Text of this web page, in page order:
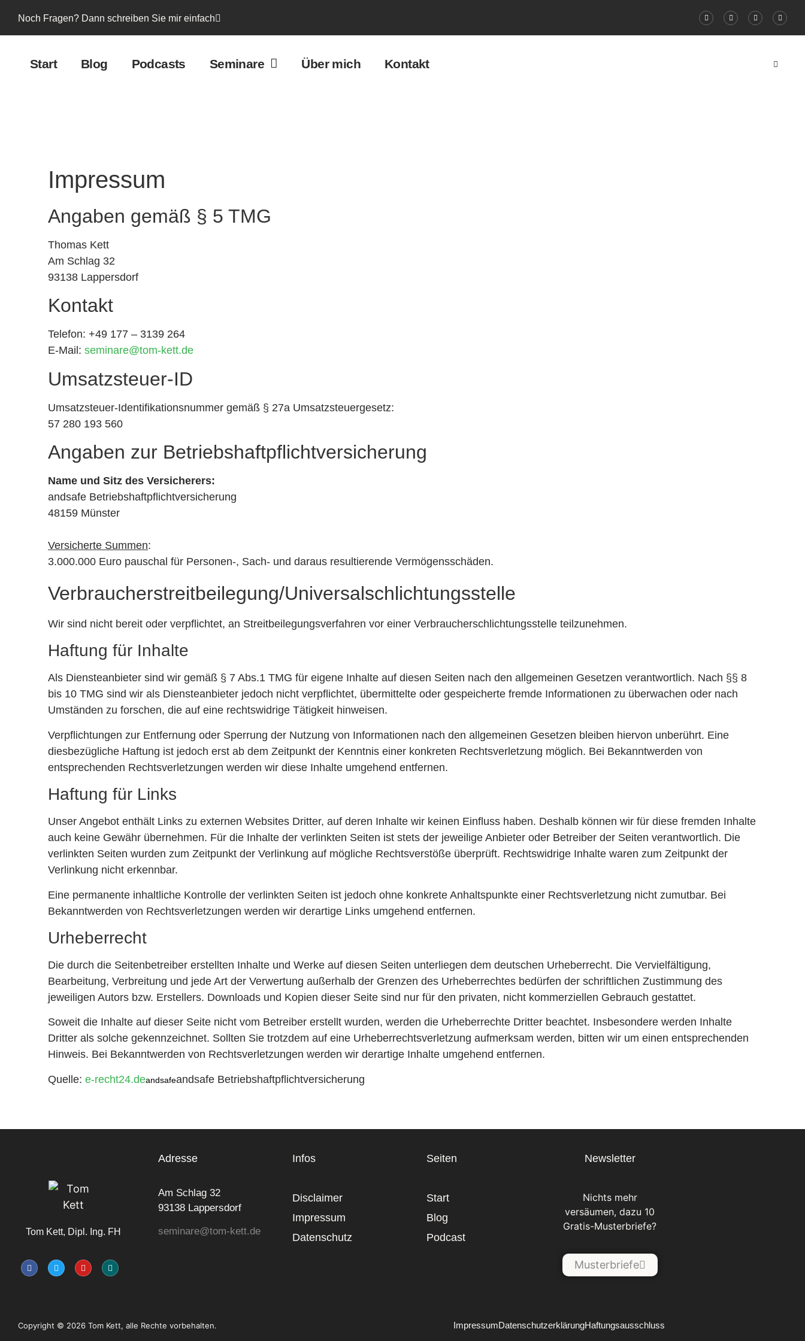
Noch Fragen? Dann schreiben Sie mir einfach
Start Blog Podcasts Seminare Über mich Kontakt
Impressum
Angaben gemäß § 5 TMG
Thomas Kett
Am Schlag 32
93138 Lappersdorf
Kontakt
Telefon: +49 177 – 3139 264
E-Mail: seminare@tom-kett.de
Umsatzsteuer-ID
Umsatzsteuer-Identifikationsnummer gemäß § 27a Umsatzsteuergesetz:
57 280 193 560
Angaben zur Betriebshaftpflichtversicherung
Name und Sitz des Versicherers:
andsafe Betriebshaftpflichtversicherung
48159 Münster
Versicherte Summen:
3.000.000 Euro pauschal für Personen-, Sach- und daraus resultierende Vermögensschäden.
Verbraucher­streit­beilegung/Universal­schlichtungs­stelle
Wir sind nicht bereit oder verpflichtet, an Streitbeilegungsverfahren vor einer Verbraucherschlichtungsstelle teilzunehmen.
Haftung für Inhalte
Als Diensteanbieter sind wir gemäß § 7 Abs.1 TMG für eigene Inhalte auf diesen Seiten nach den allgemeinen Gesetzen verantwortlich. Nach §§ 8
bis 10 TMG sind wir als Diensteanbieter jedoch nicht verpflichtet, übermittelte oder gespeicherte fremde Informationen zu überwachen oder nach
Umständen zu forschen, die auf eine rechtswidrige Tätigkeit hinweisen.
Verpflichtungen zur Entfernung oder Sperrung der Nutzung von Informationen nach den allgemeinen Gesetzen bleiben hiervon unberührt. Eine
diesbezügliche Haftung ist jedoch erst ab dem Zeitpunkt der Kenntnis einer konkreten Rechtsverletzung möglich. Bei Bekanntwerden von
entsprechenden Rechtsverletzungen werden wir diese Inhalte umgehend entfernen.
Haftung für Links
Unser Angebot enthält Links zu externen Websites Dritter, auf deren Inhalte wir keinen Einfluss haben. Deshalb können wir für diese fremden Inhalte
auch keine Gewähr übernehmen. Für die Inhalte der verlinkten Seiten ist stets der jeweilige Anbieter oder Betreiber der Seiten verantwortlich. Die
verlinkten Seiten wurden zum Zeitpunkt der Verlinkung auf mögliche Rechtsverstöße überprüft. Rechtswidrige Inhalte waren zum Zeitpunkt der
Verlinkung nicht erkennbar.
Eine permanente inhaltliche Kontrolle der verlinkten Seiten ist jedoch ohne konkrete Anhaltspunkte einer Rechtsverletzung nicht zumutbar. Bei
Bekanntwerden von Rechtsverletzungen werden wir derartige Links umgehend entfernen.
Urheberrecht
Die durch die Seitenbetreiber erstellten Inhalte und Werke auf diesen Seiten unterliegen dem deutschen Urheberrecht. Die Vervielfältigung,
Bearbeitung, Verbreitung und jede Art der Verwertung außerhalb der Grenzen des Urheberrechtes bedürfen der schriftlichen Zustimmung des
jeweiligen Autors bzw. Erstellers. Downloads und Kopien dieser Seite sind nur für den privaten, nicht kommerziellen Gebrauch gestattet.
Soweit die Inhalte auf dieser Seite nicht vom Betreiber erstellt wurden, werden die Urheberrechte Dritter beachtet. Insbesondere werden Inhalte
Dritter als solche gekennzeichnet. Sollten Sie trotzdem auf eine Urheberrechtsverletzung aufmerksam werden, bitten wir um einen entsprechenden
Hinweis. Bei Bekanntwerden von Rechtsverletzungen werden wir derartige Inhalte umgehend entfernen.
Quelle: e-recht24.deandsafeandsafe Betriebshaftpflichtversicherung
Tom Kett, Dipl. Ing. FH
Adresse
Am Schlag 32
93138 Lappersdorf
seminare@tom-kett.de
Infos
Disclaimer
Impressum
Datenschutz
Seiten
Start
Blog
Podcast
Newsletter
Nichts mehr
versäumen, dazu 10
Gratis-Musterbriefe?
Musterbriefe
Copyright © 2026 Tom Kett, alle Rechte vorbehalten. ImpressumDatenschutzerklärungHaftungsausschluss